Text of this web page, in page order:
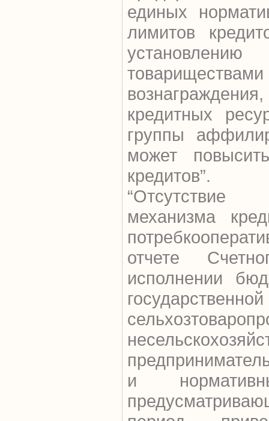
единых
лимитов
кредитных
группы
может
кредитов”.
механизма
отчете
исполнении
и